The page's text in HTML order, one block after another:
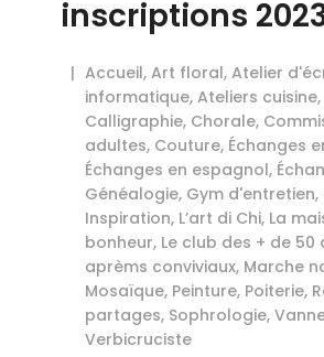
inscriptions
Accueil, Art floral, Atelier
informatique, Ateliers cuisine,
Calligraphie, Chorale,
adultes, Couture, Échanges
Échanges en espagnol,
Généalogie, Gym d'entretien,
Inspiration, L’art di Chi, La
bonheur, Le club des + de 50
aprèms conviviaux, Marche
Mosaïque, Peinture, Poiterie,
partages, Sophrologie,
Verbicruciste